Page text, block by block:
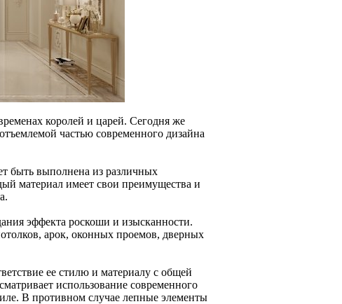
королей и царей. Сегодня же
частью современного дизайна
быть выполнена из различных
материал имеет свои преимущества и
эффекта роскоши и изысканности.
арок, оконных проемов, дверных
ее стилю и материалу с общей
использование современного
В противном случае лепные элементы